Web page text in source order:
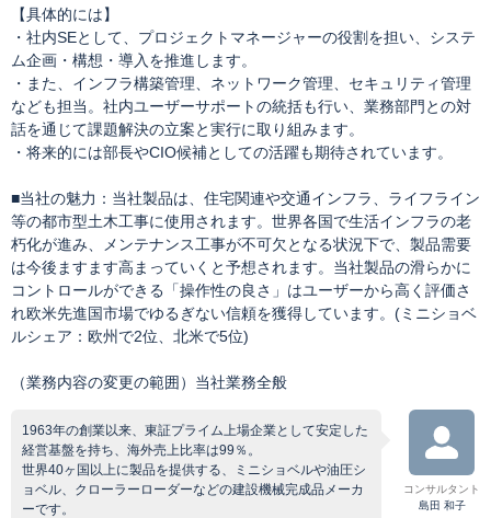
【具体的には】
・社内SEとして、プロジェクトマネージャーの役割を担い、システ
ム企画・構想・導入を推進します。
・また、インフラ構築管理、ネットワーク管理、セキュリティ管理
なども担当。社内ユーザーサポートの統括も行い、業務部門との対
話を通じて課題解決の立案と実行に取り組みます。
・将来的には部長やCIO候補としての活躍も期待されています。
■当社の魅力：当社製品は、住宅関連や交通インフラ、ライフライン
等の都市型土木工事に使用されます。世界各国で生活インフラの老
朽化が進み、メンテナンス工事が不可欠となる状況下で、製品需要
は今後ますます高まっていくと予想されます。当社製品の滑らかに
コントロールができる「操作性の良さ」はユーザーから高く評価さ
れ欧米先進国市場でゆるぎない信頼を獲得しています。(ミニショベ
ルシェア：欧州で2位、北米で5位)
（業務内容の変更の範囲）当社業務全般
1963年の創業以来、東証プライム上場企業として安定した
経営基盤を持ち、海外売上比率は99％。
世界40ヶ国以上に製品を提供する、ミニショベルや油圧シ
ョベル、クローラーローダーなどの建設機械完成品メーカ
ーです。
コンサルタント
島田 和子